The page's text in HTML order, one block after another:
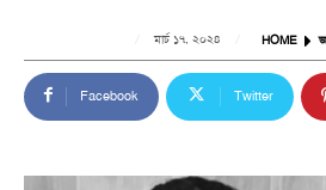
মার্চ ১৭, ২০২৪ HOME
Facebook Twitter